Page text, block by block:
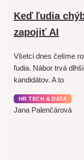
Keď ľudia
zapojiť AI
Všetci dnes čelíme
ľudia. Nábor trvá
kandidátov. A to
HR TECH & DATA
Jana Palenčárová